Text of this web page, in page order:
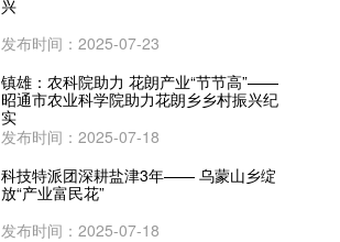
兴
发布时间：2025-07-23
镇雄：农科院助力 花朗产业“节节高”——
昭通市农业科学院助力花朗乡乡村振兴纪
实
发布时间：2025-07-18
科技特派团深耕盐津3年—— 乌蒙山乡绽
放“产业富民花”
发布时间：2025-07-18